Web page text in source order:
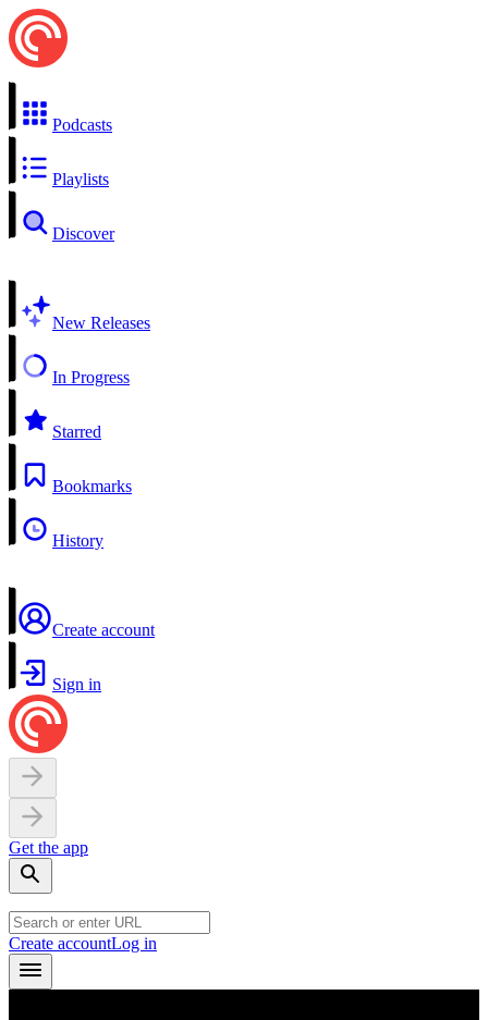
Podcasts
Playlists
Discover
New Releases
In Progress
Starred
Bookmarks
History
Create account
Sign in
Get the app
Create accountLog in